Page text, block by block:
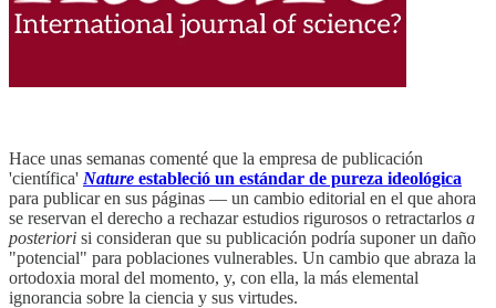
Hace unas semanas comenté que la empresa de publicación
'científica' Nature estableció un estándar de pureza ideológica
para publicar en sus páginas — un cambio editorial en el que ahora
se reservan el derecho a rechazar estudios rigurosos o retractarlos a
posteriori si consideran que su publicación podría suponer un daño
"potencial" para poblaciones vulnerables. Un cambio que abraza la
ortodoxia moral del momento, y, con ella, la más elemental
ignorancia sobre la ciencia y sus virtudes.